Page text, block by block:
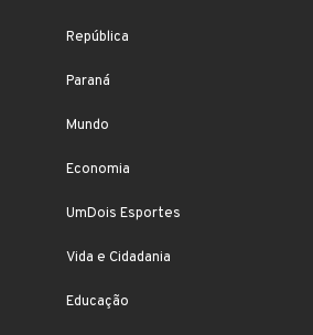
República
Paraná
Mundo
Economia
UmDois Esportes
Vida e Cidadania
Educação